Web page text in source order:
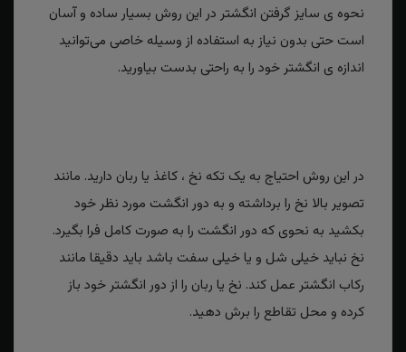
نحوه ی سایز گرفتن انگشتر در این روش بسیار ساده و آسان
است حتی بدون نیاز به استفاده از وسیله خاصی می‌توانید
اندازه ی انگشتر خود را به راحتی بدست بیاورید.
در این روش احتیاج به یک تکه نخ ، کاغذ یا ربان دارید. مانند
تصویر بالا نخ را برداشته و به دور انگشت مورد نظر خود
بکشید به نحوی که دور انگشت را به صورت کامل فرا بگیرد.
نخ نباید خیلی شل و یا خیلی سفت باشد باید دقیقا مانند
رکاب انگشتر عمل کند. نخ یا ربان را از دور انگشتر خود باز
کرده و محل تقاطع را برش دهید.